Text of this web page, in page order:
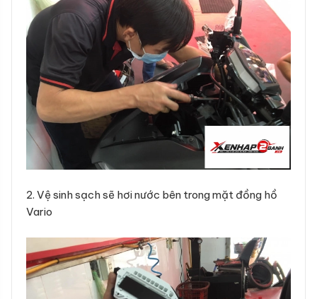
2. Vệ sinh sạch sẽ hơi nước bên trong mặt đồng hồ
Vario